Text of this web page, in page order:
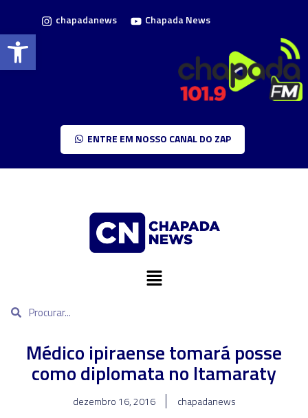
Barra de Ferramentas Aberta
chapadanews Chapada News
ENTRE EM NOSSO CANAL DO ZAP
Médico ipiraense tomará posse
como diplomata no Itamaraty
dezembro 16, 2016
chapadanews